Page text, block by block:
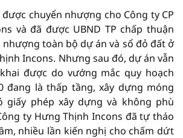
chuyển nhượng cho Công ty CP
và đã được UBND TP chấp thuận
nhượng toàn bộ dự án và sổ đỏ đất ở
Incons. Nhưng sau đó, dự án vẫn
được do vướng mắc quy hoạch
đang là thấp tầng, xây dựng móng
giấy phép xây dựng và không phù
ty Hưng Thịnh Incons đã tự tháo
nhiều lần kiến nghị cho chấm dứt